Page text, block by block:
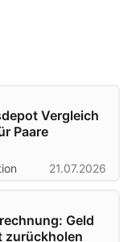
Vergleich
Paare
21.07.2026
Geld
zurückholen